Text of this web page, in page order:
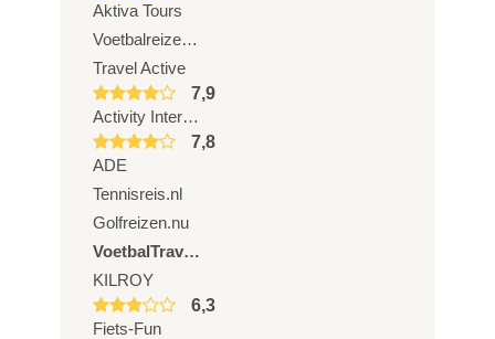
Aktiva Tours
Voetbalreizen.com
Travel Active
7,9
Activity International
7,8
ADE
Tennisreis.nl
Golfreizen.nu
VoetbalTravel.nl
KILROY
6,3
Fiets-Fun